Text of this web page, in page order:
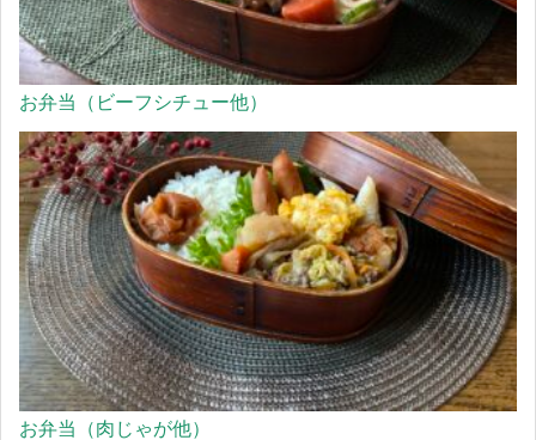
お弁当（ビーフシチュー他）
お弁当（肉じゃが他）